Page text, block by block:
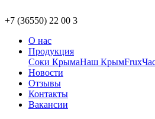
+7 (36550) 22 00 3
О нас
Продукция
Соки КрымаНаш КрымFrux
Новости
Отзывы
Контакты
Вакансии